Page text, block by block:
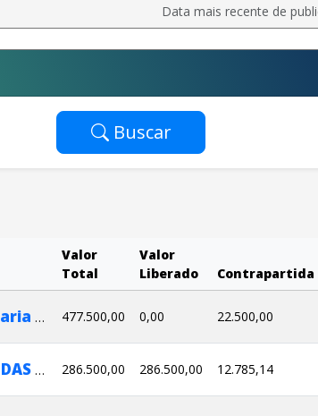
Data mais recente de
Buscar
Valor
Total
Valor
Liberado
Contrapartida
Execucao de Obras e Servicos de Engenharia para Estradas Vicinais 477.500,00 0,00 22.500,00
SERVICOS DE MANUTENCAO, ADEQUACAO DAS ESTRADAS VICINAIS NO MUNICIPIO DE ATALAIA-PR; RECUPERACAO DE ESTRADAS VICINAIS NA ESTRADA PICADAO REGIAO DA VILA RURAL. 286.500,00 286.500,00 12.785,14